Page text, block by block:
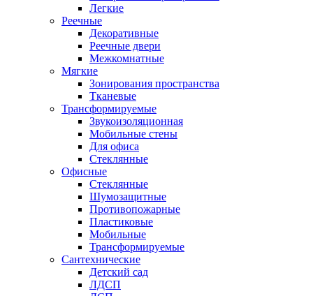
Легкие
Реечные
Декоративные
Реечные двери
Межкомнатные
Мягкие
Зонирования пространства
Тканевые
Трансформируемые
Звукоизоляционная
Мобильные стены
Для офиса
Стеклянные
Офисные
Стеклянные
Шумозащитные
Противопожарные
Пластиковые
Мобильные
Трансформируемые
Сантехнические
Детский сад
ЛДСП